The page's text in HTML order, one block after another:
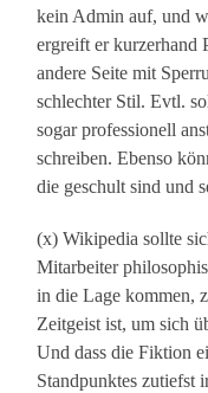
kein Admin auf, und
ergreift er kurzerhand
andere Seite mit
schlechter Stil. Evtl.
sogar professionell
schreiben. Ebenso
die geschult sind und
(x) Wikipedia sollte
Mitarbeiter
in die Lage kommen,
Zeitgeist ist, um sich
Und dass die Fiktion
Standpunktes zutiefst